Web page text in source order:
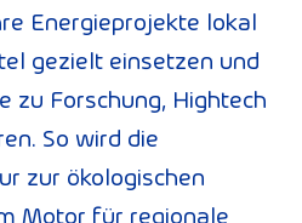
Energieprojekte lokal
gezielt einsetzen und
zu Forschung, Hightech
So wird die
zur ökologischen
Motor für regionale